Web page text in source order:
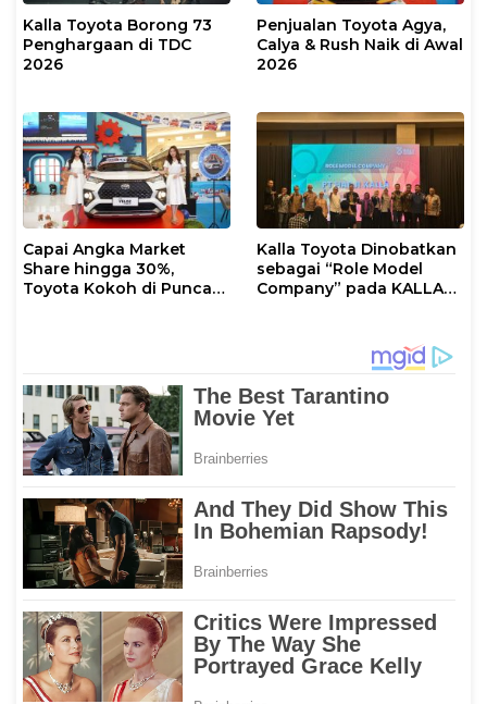
Kalla Toyota Borong 73
Penghargaan di TDC
2026
Penjualan Toyota Agya,
Calya & Rush Naik di Awal
2026
Capai Angka Market
Share hingga 30%,
Toyota Kokoh di Puncak
Kalla Toyota Dinobatkan
sebagai “Role Model
Company” pada KALLA